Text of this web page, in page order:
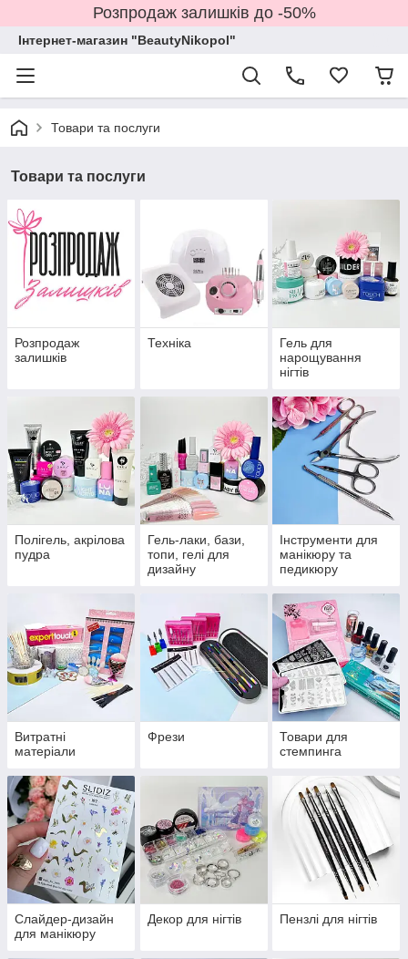
Розпродаж залишків до -50%
Інтернет-магазин "BeautyNikopol"
Товари та послуги
Товари та послуги
Розпродаж
залишків
Техніка
Гель для
нарощування
нігтів
Полігель, акрілова
пудра
Гель-лаки, бази,
топи, гелі для
дизайну
Інструменти для
манікюру та
педикюру
Витратні
матеріали
Фрези
Товари для
стемпинга
Слайдер-дизайн
для манікюру
Декор для нігтів Пензлі для нігтів